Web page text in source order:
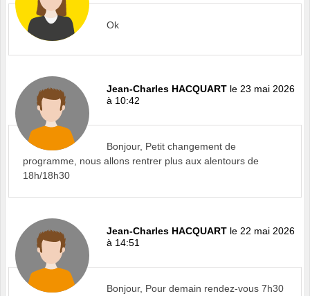
Ok
Jean-Charles HACQUART le 23 mai 2026
à 10:42
Bonjour, Petit changement de
programme, nous allons rentrer plus aux alentours de
18h/18h30
Jean-Charles HACQUART le 22 mai 2026
à 14:51
Bonjour, Pour demain rendez-vous 7h30